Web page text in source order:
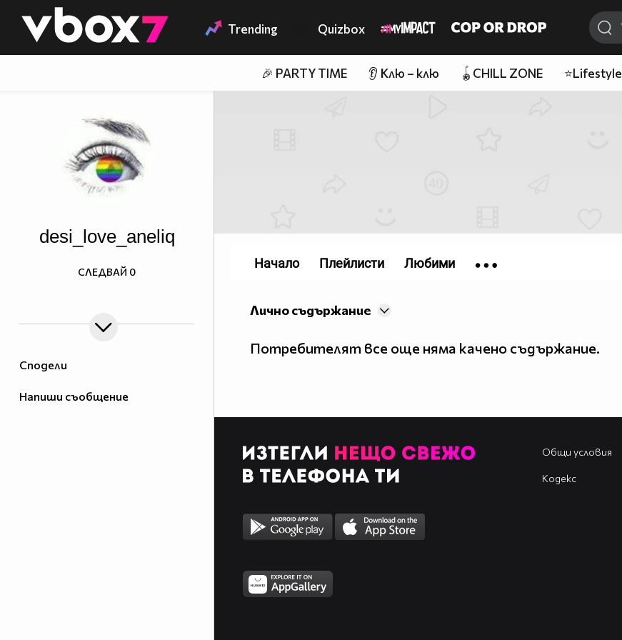
👾 Trending Quizbox
🎉 PARTY TIME 👂 Клю – клю 🪀CHILL ZONE ⭐Lifestyle
Сподели
Напиши съобщение
desi_love_aneliq
СЛЕДВАЙ 0
Лично съдържание
Потребителят все още няма качено съдържание.
Начало Плейлисти Любими
Общи условия
Кодекс